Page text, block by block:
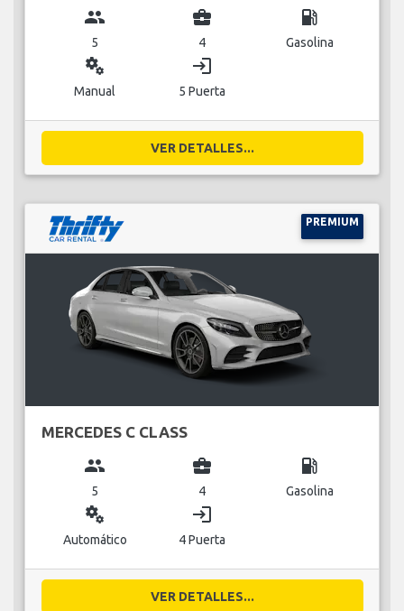
group
5
business_center
4
local_gas_station
Gasolina
miscellaneous_services
Manual
login
5 Puerta
VER DETALLES...
PREMIUM
MERCEDES C CLASS
group
5
business_center
4
local_gas_station
Gasolina
miscellaneous_services
Automático
login
4 Puerta
VER DETALLES...